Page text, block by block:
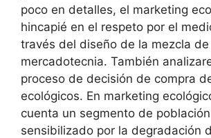
poco en detalles, el marketing
hincapié en el respeto por el
través del diseño de la mezcla de
mercadotecnia. También
proceso de decisión de compra
ecológicos. En marketing
cuenta un segmento de
sensibilizado por la degradación